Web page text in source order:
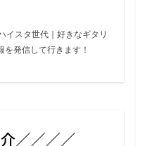
イスタ世代｜好きなギタリ
発信して行きます！